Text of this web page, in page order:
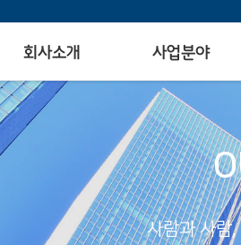
회사소개 사업분야
사람과 사람